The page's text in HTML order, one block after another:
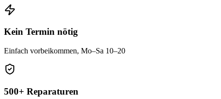
Kein Termin nötig
Einfach vorbeikommen, Mo–Sa 10–20
500+ Reparaturen